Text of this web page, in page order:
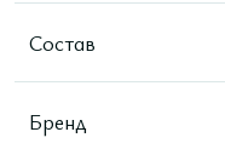
Состав
Бренд